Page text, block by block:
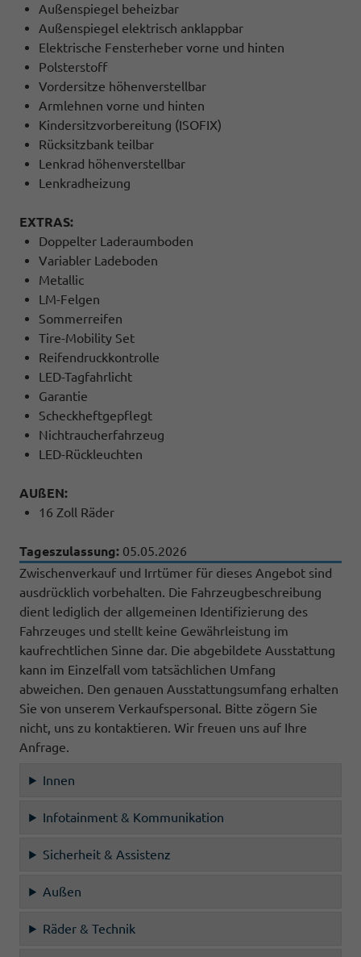
Außenspiegel beheizbar
Außenspiegel elektrisch anklappbar
Elektrische Fensterheber vorne und hinten
Polsterstoff
Vordersitze höhenverstellbar
Armlehnen vorne und hinten
Kindersitzvorbereitung (ISOFIX)
Rücksitzbank teilbar
Lenkrad höhenverstellbar
Lenkradheizung
EXTRAS:
Doppelter Laderaumboden
Variabler Ladeboden
Metallic
LM-Felgen
Sommerreifen
Tire-Mobility Set
Reifendruckkontrolle
LED-Tagfahrlicht
Garantie
Scheckheftgepflegt
Nichtraucherfahrzeug
LED-Rückleuchten
AUßEN:
16 Zoll Räder
Tageszulassung: 05.05.2026
Zwischenverkauf und Irrtümer für dieses Angebot sind
ausdrücklich vorbehalten. Die Fahrzeugbeschreibung
dient lediglich der allgemeinen Identifizierung des
Fahrzeuges und stellt keine Gewährleistung im
kaufrechtlichen Sinne dar. Die abgebildete Ausstattung
kann im Einzelfall vom tatsächlichen Umfang
abweichen. Den genauen Ausstattungsumfang erhalten
Sie von unserem Verkaufspersonal. Bitte zögern Sie
nicht, uns zu kontaktieren. Wir freuen uns auf Ihre
Anfrage.
Innen
Infotainment & Kommunikation
Sicherheit & Assistenz
Außen
Räder & Technik